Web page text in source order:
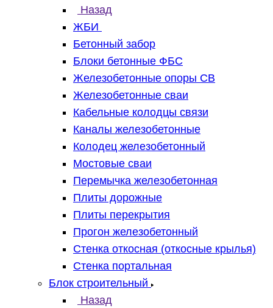
Назад
ЖБИ
Бетонный забор
Блоки бетонные ФБС
Железобетонные опоры СВ
Железобетонные сваи
Кабельные колодцы связи
Каналы железобетонные
Колодец железобетонный
Мостовые сваи
Перемычка железобетонная
Плиты дорожные
Плиты перекрытия
Прогон железобетонный
Стенка откосная (откосные крылья)
Стенка портальная
Блок строительный
Назад